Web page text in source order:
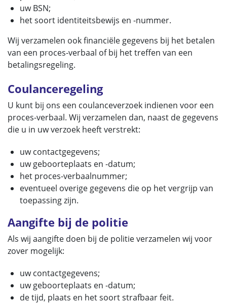
uw BSN;
het soort identiteitsbewijs en -nummer.
Wij verzamelen ook financiële gegevens bij het betalen
van een proces-verbaal of bij het treffen van een
betalingsregeling.
Coulanceregeling
U kunt bij ons een coulanceverzoek indienen voor een
proces-verbaal. Wij verzamelen dan, naast de gegevens
die u in uw verzoek heeft verstrekt:
uw contactgegevens;
uw geboorteplaats en -datum;
het proces-verbaalnummer;
eventueel overige gegevens die op het vergrijp van
toepassing zijn.
Aangifte bij de politie
Als wij aangifte doen bij de politie verzamelen wij voor
zover mogelijk:
uw contactgegevens;
uw geboorteplaats en -datum;
de tijd, plaats en het soort strafbaar feit.